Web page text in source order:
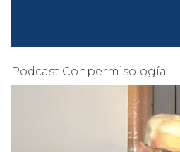
Podcast Conpermisología